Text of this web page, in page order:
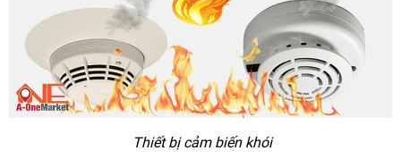
Thiết bị cảm biến khói